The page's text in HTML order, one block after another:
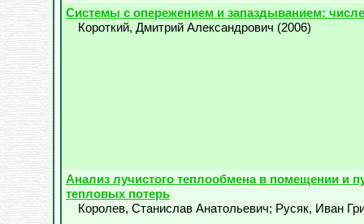
Системы с опережением и запаздыванием:
Короткий, Дмитрий Александрович (2006)
Анализ лучистого теплообмена в помещении и
тепловых потерь
Королев, Станислав Анатольевич; Русяк, Иван